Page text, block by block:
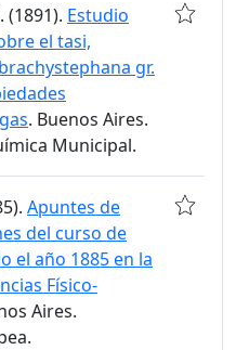
(1891). Estudio
el tasi,
gr.
. Buenos Aires.
Municipal.
Apuntes de
del curso de
el año 1885 en la
Físico-
Aires.